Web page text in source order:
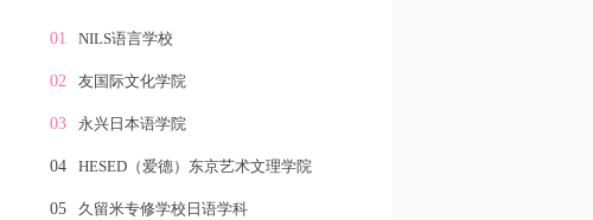
01 NILS语言学校
02 友国际文化学院
03 永兴日本语学院
04 HESED（爱德）东京艺术文理学院
05 久留米专修学校日语学科